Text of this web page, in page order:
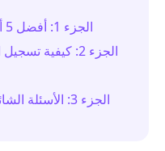
الجزء 1: أفضل 5 أجهزة تسجيل في عام 2023
الجزء 2: كيفية
الجزء 3: الأسئلة الشائعة حول أفضل جهاز تسجيل